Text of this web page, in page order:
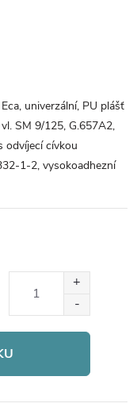
univerzální, PU plášť
SM 9/125, G.657A2,
odvíjecí cívkou
1-2, vysokoadhezní